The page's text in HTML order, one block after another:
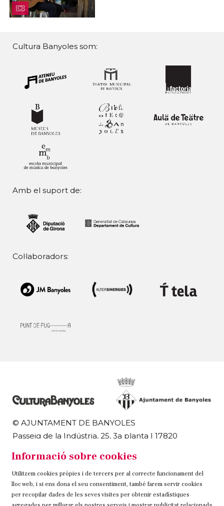
Cultura Banyoles som:
Amb el suport de:
Col·laboradors:
© AJUNTAMENT DE BANYOLES
Passeig de la Indústria, 25, 3a planta | 17820
972 58 18 48 | 972 57 00 50
Sitemap Avís Legal Ús de Cookies Contacteu
Informació sobre cookies
Utilitzem cookies pròpies i de tercers per al correcte funcionament del
lloc web, i si ens dona el seu consentiment, també farem servir cookies
per recopilar dades de les seves visites per obtenir estadístiques